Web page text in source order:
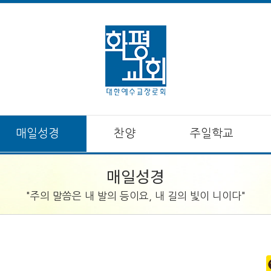
매일성경 찬양 주일학교
매일성경
"주의 말씀은 내 발의 등이요, 내 길의 빛이 니이다"